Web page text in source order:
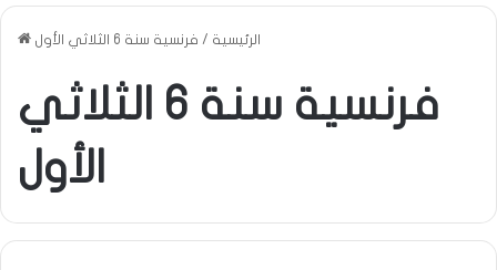
الرئيسية / فرنسية سنة 6 الثلاثي الأول
فرنسية سنة 6 الثلاثي
الأول